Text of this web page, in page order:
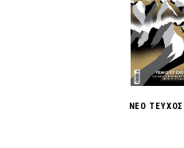
ΝΕΟ ΤΕΥΧΟΣ